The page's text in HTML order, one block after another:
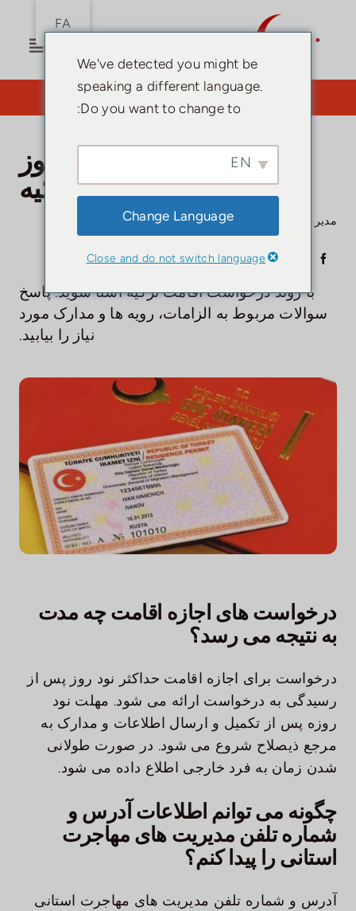
ناوبری
دهید
صفحه اصلی
تابعیت ترکیه
سرمایه گذاری
با ما تماس بگیرید
需要律师？点击此处。
سوالات متداول برای مجوز
اقامت ترکیه
مدیر راهنما,اجازه اقامت ·
26最小值
با روند درخواست اقامت ترکیه آشنا شوید. پاسخ
سوالات مربوط به الزامات، رویه ها و مدارک مورد
نیاز را بیابید.
درخواست های اجازه اقامت چه مدت
به نتیجه می رسد؟
درخواست برای اجازه اقامت حداکثر نود روز پس از
رسیدگی به درخواست ارائه می شود. مهلت نود
روزه پس از تکمیل و ارسال اطلاعات و مدارک به
مرجع ذیصلاح شروع می شود. در صورت طولانی
شدن زمان به فرد خارجی اطلاع داده می شود.
چگونه می توانم اطلاعات آدرس و
شماره تلفن مدیریت های مهاجرت
استانی را پیدا کنم؟
آدرس و شماره تلفن مدیریت های مهاجرت استانی
FA
We've detected you might be
speaking a different language.
Do you want to change to:
EN
Change Language
Close and do not switch language